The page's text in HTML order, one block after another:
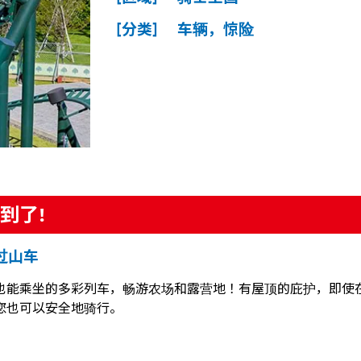
[分类] 车辆，惊险
了!
山车
能乘坐的多彩列车，畅游农场和露营地！有屋顶的庇护，即使
可以安全地骑行。